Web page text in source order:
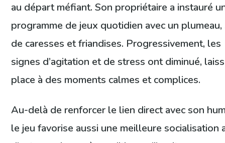
au départ méfiant. Son propriétaire a instauré
programme de jeux quotidien avec un plumeau,
de caresses et friandises. Progressivement, les
signes d’agitation et de stress ont diminué,
place à des moments calmes et complices.
Au-delà de renforcer le lien direct avec son
le jeu favorise aussi une meilleure socialisation